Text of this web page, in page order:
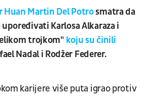
Martin Del Potrosmatra da
Karlosa Alkaraza i
trojkom"koju su činili
Nadal i Rodžer Federer.
karijere više puta igrao protiv